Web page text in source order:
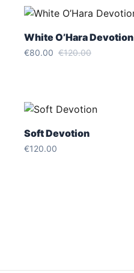
White O’Hara Devotion
€80.00 €120.00
Soft Devotion
€120.00